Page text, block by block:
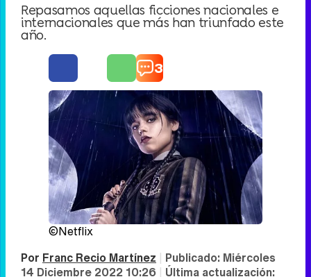
Repasamos aquellas ficciones nacionales e
internacionales que más han triunfado este
año.
3
©Netflix
Por Franc Recio Martínez | Publicado: Miércoles
14 Diciembre 2022 10:26 | Última actualización: